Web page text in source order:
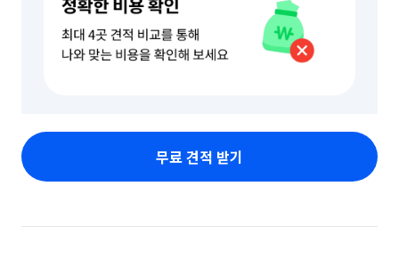
무료 견적 받기